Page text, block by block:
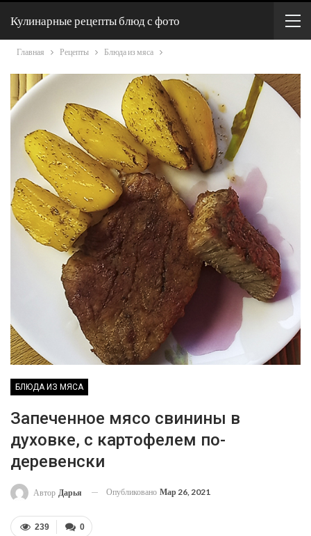
Кулинарные рецепты блюд с фото
Главная Рецепты Блюда из мяса
БЛЮДА ИЗ МЯСА
Запеченное мясо свинины в
духовке, с картофелем по-
деревенски
Автор Дарья Опубликовано Мар 26, 2021
0
239